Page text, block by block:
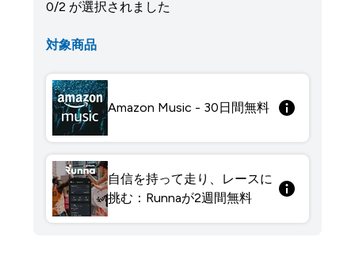
0/2 が選択されました
対象商品
Amazon Music - 30日間無料
自信を持って走り、レースに
挑む：Runnaが2週間無料